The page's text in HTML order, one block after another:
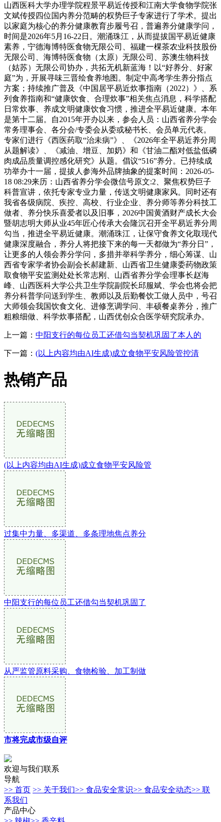
山西医科大学办理学院程景平易近传授和江南大学食物学院张
文斌传授四位国内养分范畴的权势巨子专家进行了学术。提出
以家庭为核心的养分健康教育步履号召，普遍养分健康学问，
时间是2026年5月16-22日。潮涌珠江，从而提拔国平易近健康
素养，宁德海博特医食物无限公司、福建一棵茶农业科技股份
无限公司、海博特医食物（太原）无限公司、苏澳生物科技
（姑苏）无限公司协办，共拓无机新蓝海！以“好养分、好家
庭”为，开展寻味三晋绘食养地图。制定中高考学生养分指点
方案；持续推广普及《中国居平易近炊事指南（2022）》、系
列食养指南和“健康饮食、合理炊事”相关焦点消息，科学搭配
日常炊事、养成文明健康饮食习惯，推进全平易近健康。本年
是第十二届。自2015年开办以来，参会人员：山西省养分学会
常务理事会、各分会/专委会从委或秘书长、会员单元代表。
专家们进行《西医药取“治未病”》、《2026年全平易近养分周
从题解读》、《减油、增豆、加奶》和《甘油二酯对低盐低磷
肉成品质量调控感化研究》从题。倡议“516”养分。已持续成
功举办十一届，提拔人参海外品牌抽象的提案时间：2026-05-
18 08:29来历：山西省养分学会微信号原文:2、聚焦权势巨子
科普宣讲，依托专家专业力量，传送文明健康家风。同时还有
我省各级病院、疾控、高校、行业企业、养分师等养分科技工
做者、养分快乐喜爱者以及旧事，2026中国黄酒财产成长大会
暨胡志明大师从业45年匠心传承大会隆沉召开全平易近养分周
勾当，推进全平易近健康。潮涌珠江，让保守食养文化取现代
健康深度融合，养分人将把接下来的每一天都做为“养分日”，
让更多的人领会养分学问，多措并举科学养分，细心筹谋、山
西省专家学者协会副会长郝建新、山西省卫生健康委药物政策
取食物平安监测处处长常志刚、山西省养分学会理事长赵海
峰、山西医科大学公共卫生学院副院长邱服斌、学会也将会把
养分科普学问送到学生、教师以及后勤餐饮工做人员中，号召
大师领会我国饮食文化、进修烹调学问、丰硕餐桌养分，推广
粗粮细做、科学炊事搭配，山西优创众合医学研究院承办。
上一篇： 中阳支行的每位员工还借勾当契机巩固了本人的
下一篇： (以上内容均由AI生成)成立食物平安风险管控清
热销产品
(以上内容均由AI生成)成立食物平安风险管
过集中力量、多渠道、多条理地焦点养分
中阳支行的每位员工还借勾当契机巩固了
从严监管原料采购、食物检验、加工制做
市将完成市级自评
欢迎与我们联系
导航
>> 首页 >> 关于我们>> 食品安全常识>> 食品安全动态>> 联
系我们
产品中心